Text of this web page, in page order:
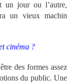
un jour ou l’autre,
un vieux machin
cinéma ?
des formes assez
du public. Une